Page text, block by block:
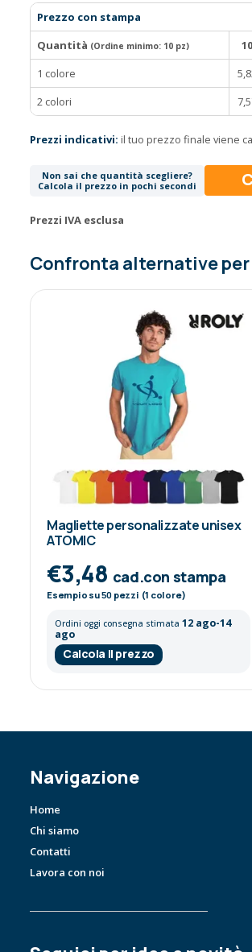
Prezzo con stampa
Quantità (Ordine minimo: 10 pz) 10
1 colore
2 colori
Prezzi indicativi: il tuo prezzo finale viene
Non sai che quantità scegliere?
Calcola il prezzo in pochi secondi
Prezzi IVA esclusa
Confronta alternative
Magliette personalizzate unisex
ATOMIC
€3,48 cad.con stampa
Esempio su50 pezzi (1 colore)
Ordini oggi consegna stimata 12 ago-14
ago
Calcola il prezzo
Navigazione
Home
Chi siamo
Contatti
Lavora con noi